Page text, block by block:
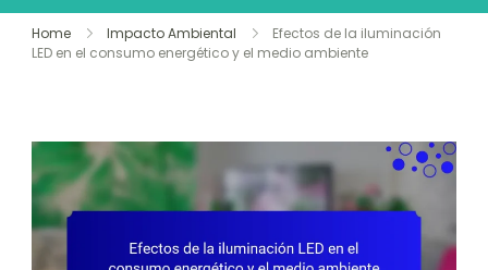
for:
Home Impacto Ambiental
Efectos de la iluminación
LED en el consumo energético y el medio ambiente